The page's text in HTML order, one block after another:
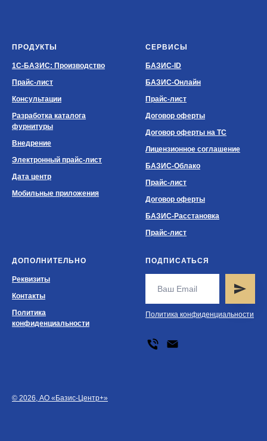
ПРОДУКТЫ
1С-БАЗИС: Производство
Прайс-лист
Консультации
Разработка каталога
фурнитуры
Внедрение
Электронный прайс-лист
Дата центр
Мобильные приложения
СЕРВИСЫ
БАЗИС-ID
БАЗИС-Онлайн
Прайс-лист
Договор оферты
Договор оферты на ТС
Лицензионное соглашение
БАЗИС-Облако
Прайс-лист
Договор оферты
БАЗИС-Расстановка
Прайс-лист
ДОПОЛНИТЕЛЬНО
Реквизиты
Контакты
Политика
конфиденциальности
ПОДПИСАТЬСЯ
Политика конфиденциальности
© 2026, АО «Базис-Центр+»